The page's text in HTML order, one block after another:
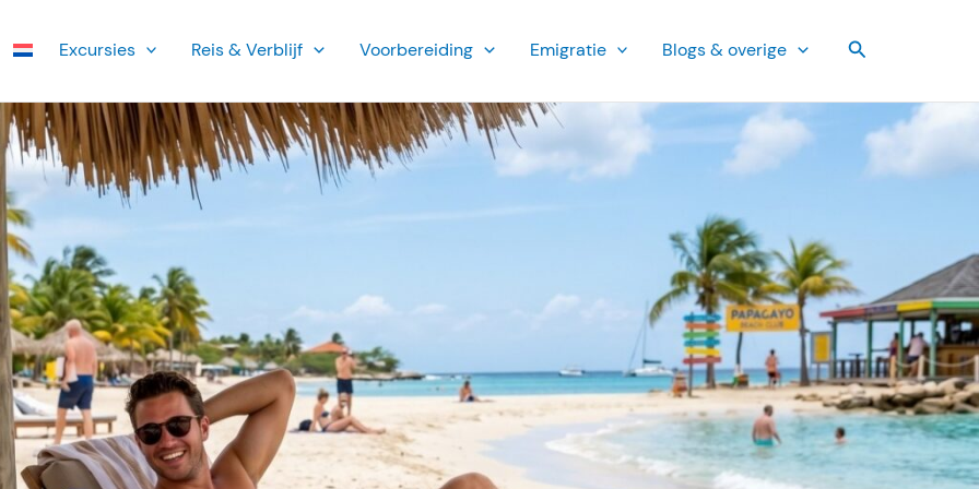
Ex­cursies Reis & Verblijf Voorbereiding Emi­gratie Blogs & overige Zoeken